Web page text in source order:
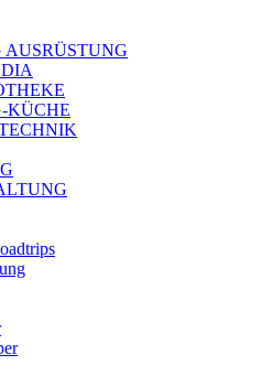
AUSRÜSTUNG
KÜCHE